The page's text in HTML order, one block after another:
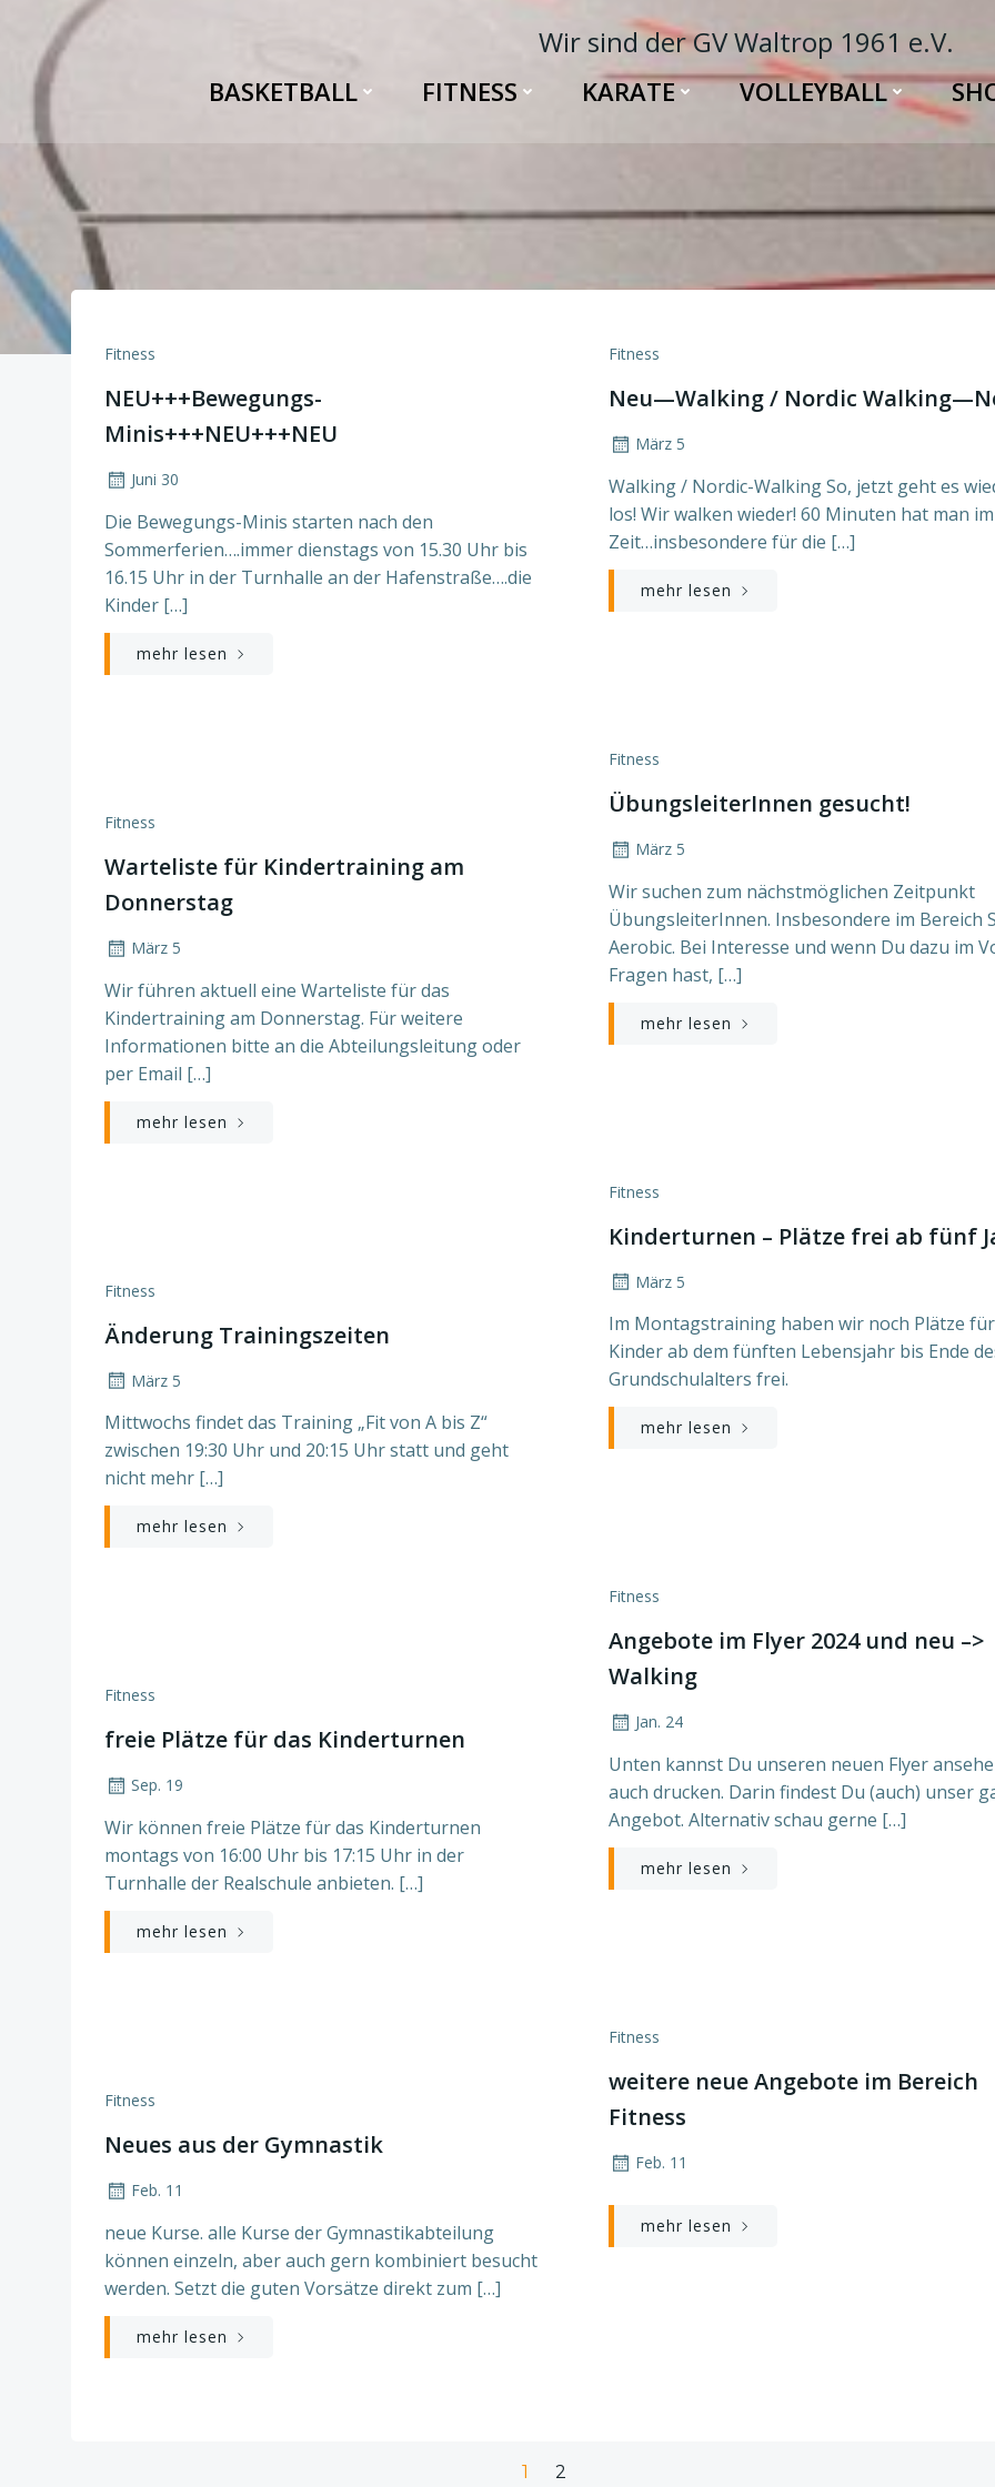
springen
Wir sind der GV Waltrop 1961 e.V.
BASKETBALL FITNESS KARATE VOLLEYBALL
Fitness
NEU+++Bewegungs-
Minis+++NEU+++NEU
Juni 30
Die Bewegungs-Minis starten nach den
Sommerferien….immer dienstags von 15.30 Uhr bis
16.15 Uhr in der Turnhalle an der Hafenstraße….die
Kinder […]
mehr lesen
Fitness
Neu—Walking / Nordic
März 5
Walking / Nordic-Walking So, jetzt geht es
los! Wir walken wieder! 60 Minuten hat man
Zeit…insbesondere für die […]
mehr lesen
Fitness
ÜbungsleiterInnen gesucht!
März 5
Wir suchen zum nächstmöglichen Zeitpunkt
ÜbungsleiterInnen. Insbesondere im Bereich
Aerobic. Bei Interesse und wenn Du dazu im
Fragen hast, […]
mehr lesen
Fitness
Warteliste für Kindertraining am
Donnerstag
März 5
Wir führen aktuell eine Warteliste für das
Kindertraining am Donnerstag. Für weitere
Informationen bitte an die Abteilungsleitung oder
per Email […]
mehr lesen
Fitness
Kinderturnen – Plätze frei ab fünf
März 5
Im Montagstraining haben wir noch Plätze für
Kinder ab dem fünften Lebensjahr bis Ende
Grundschulalters frei.
mehr lesen
Fitness
Änderung Trainingszeiten
März 5
Mittwochs findet das Training „Fit von A bis Z“
zwischen 19:30 Uhr und 20:15 Uhr statt und geht
nicht mehr […]
mehr lesen
Fitness
Angebote im Flyer 2024 und neu –>
Walking
Jan. 24
Unten kannst Du unseren neuen Flyer
auch drucken. Darin findest Du (auch) unser
Angebot. Alternativ schau gerne […]
mehr lesen
Fitness
freie Plätze für das Kinderturnen
Sep. 19
Wir können freie Plätze für das Kinderturnen
montags von 16:00 Uhr bis 17:15 Uhr in der
Turnhalle der Realschule anbieten. […]
mehr lesen
Fitness
weitere neue Angebote im Bereich
Fitness
Feb. 11
mehr lesen
Fitness
Neues aus der Gymnastik
Feb. 11
neue Kurse. alle Kurse der Gymnastikabteilung
können einzeln, aber auch gern kombiniert besucht
werden. Setzt die guten Vorsätze direkt zum […]
mehr lesen
Page
1 Page
2